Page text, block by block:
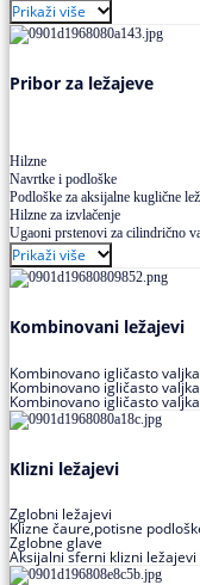
Prikaži više
Pribor za ležajeve
Hilzne
Navrtke i podloške
Podloške za aksijalne kuglične
Hilzne za izvlačenje
Ugaoni prstenovi za cilindrično
Prikaži više
Kombinovani ležajevi
Kombinovano igličasto
Kombinovano igličasto
Kombinovano igličasto
Klizni ležajevi
Zglobni ležajevi
Klizne čaure,potisne
Zglobne glave
Aksijalni sferni klizni ležajevi